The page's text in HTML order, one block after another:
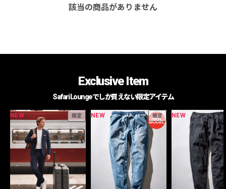
該当の商品がありません
Exclusive Item
Safari Loungeでしか買えない限定アイテム
NEW 限定 NEW 限定 NEW